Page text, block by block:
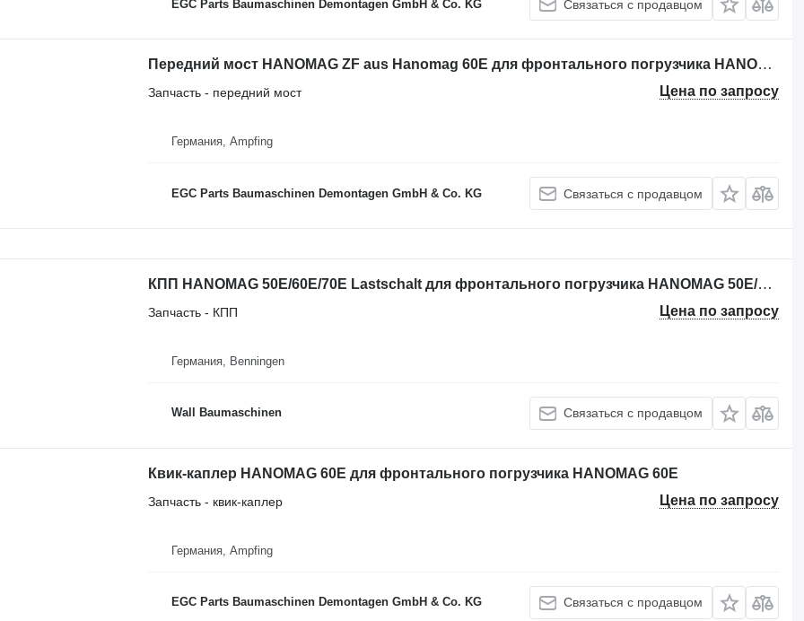
EGC Parts Baumaschinen Demontagen GmbH & Co. KG Связаться с продавцом
Передний мост HANOMAG ZF aus Hanomag 60E для фронтального погрузчика HANOMAG ZF aus Hanomag 60E
Цена по запросу
Запчасть - передний мост
Германия, Ampfing
EGC Parts Baumaschinen Demontagen GmbH & Co. KG Связаться с продавцом
КПП HANOMAG 50E/60E/70E Lastschalt для фронтального погрузчика HANOMAG 50E/60E/70E
Цена по запросу
Запчасть - КПП
Германия, Benningen
Wall Baumaschinen Связаться с продавцом
Квик-каплер HANOMAG 60E для фронтального погрузчика HANOMAG 60E
Цена по запросу
Запчасть - квик-каплер
Германия, Ampfing
EGC Parts Baumaschinen Demontagen GmbH & Co. KG Связаться с продавцом